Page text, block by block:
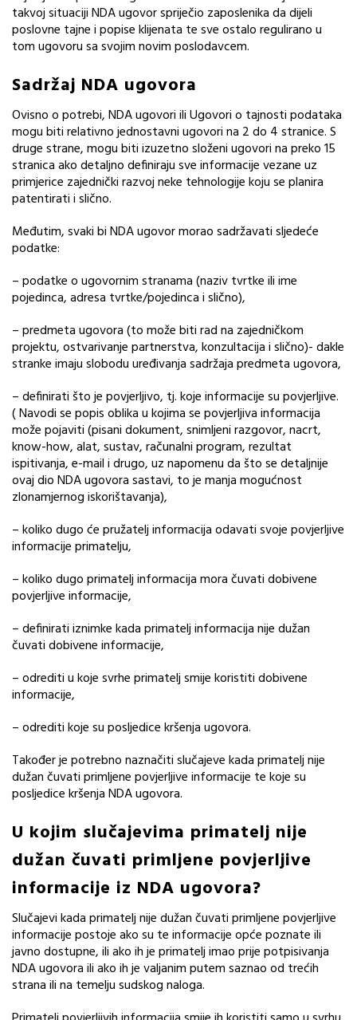
takvoj situaciji NDA ugovor spriječio zaposlenika da dijeli
poslovne tajne i popise klijenata te sve ostalo regulirano u
tom ugovoru sa svojim novim poslodavcem.
Sadržaj NDA ugovora
Ovisno o potrebi, NDA ugovori ili Ugovori o tajnosti podataka
mogu biti relativno jednostavni ugovori na 2 do 4 stranice. S
druge strane, mogu biti izuzetno složeni ugovori na preko 15
stranica ako detaljno definiraju sve informacije vezane uz
primjerice zajednički razvoj neke tehnologije koju se planira
patentirati i slično.
Međutim, svaki bi NDA ugovor morao sadržavati sljedeće
podatke:
– podatke o ugovornim stranama (naziv tvrtke ili ime
pojedinca, adresa tvrtke/pojedinca i slično),
– predmeta ugovora (to može biti rad na zajedničkom
projektu, ostvarivanje partnerstva, konzultacija i slično)- dakle
stranke imaju slobodu uređivanja sadržaja predmeta ugovora,
– definirati što je povjerljivo, tj. koje informacije su povjerljive.
( Navodi se popis oblika u kojima se povjerljiva informacija
može pojaviti (pisani dokument, snimljeni razgovor, nacrt,
know-how, alat, sustav, računalni program, rezultat
ispitivanja, e-mail i drugo, uz napomenu da što se detaljnije
ovaj dio NDA ugovora sastavi, to je manja mogućnost
zlonamjernog iskorištavanja),
– koliko dugo će pružatelj informacija odavati svoje povjerljive
informacije primatelju,
– koliko dugo primatelj informacija mora čuvati dobivene
povjerljive informacije,
– definirati iznimke kada primatelj informacija nije dužan
čuvati dobivene informacije,
– odrediti u koje svrhe primatelj smije koristiti dobivene
informacije,
– odrediti koje su posljedice kršenja ugovora.
Također je potrebno naznačiti slučajeve kada primatelj nije
dužan čuvati primljene povjerljive informacije te koje su
posljedice kršenja NDA ugovora.
U kojim slučajevima primatelj nije
dužan čuvati primljene povjerljive
informacije iz NDA ugovora?
Slučajevi kada primatelj nije dužan čuvati primljene povjerljive
informacije postoje ako su te informacije opće poznate ili
javno dostupne, ili ako ih je primatelj imao prije potpisivanja
NDA ugovora ili ako ih je valjanim putem saznao od trećih
strana ili na temelju sudskog naloga.